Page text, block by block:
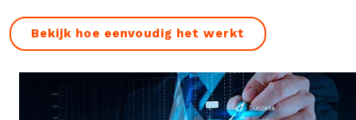
Bekijk hoe eenvoudig het werkt